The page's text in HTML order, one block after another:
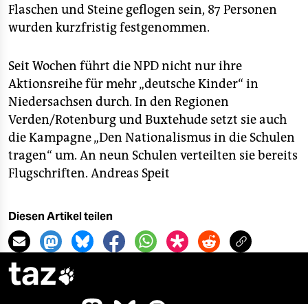
Flaschen und Steine geflogen sein, 87 Personen
wurden kurzfristig festgenommen.
Seit Wochen führt die NPD nicht nur ihre
Aktionsreihe für mehr „deutsche Kinder“ in
Niedersachsen durch. In den Regionen
Verden/Rotenburg und Buxtehude setzt sie auch
die Kampagne „Den Nationalismus in die Schulen
tragen“ um. An neun Schulen verteilten sie bereits
Flugschriften. Andreas Speit
Diesen Artikel teilen
taz